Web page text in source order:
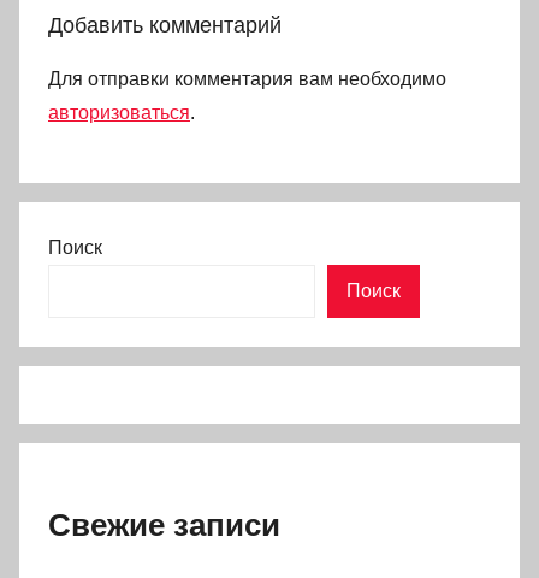
Добавить комментарий
Для отправки комментария вам необходимо
авторизоваться.
Поиск
Поиск
Свежие записи